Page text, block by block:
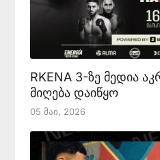
RKENA 3-ზე მედია
მიღება დაიწყო
05 Მაი, 2026